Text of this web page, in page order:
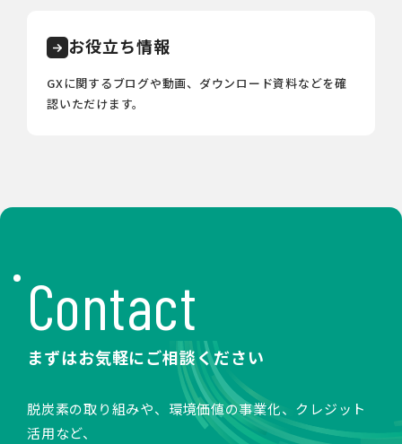
お役立ち情報
GXに関するブログや動画、ダウンロード資料などを確
認いただけます。
Contact
まずはお気軽にご相談ください
脱炭素の取り組みや、環境価値の事業化、クレジット
活用など、